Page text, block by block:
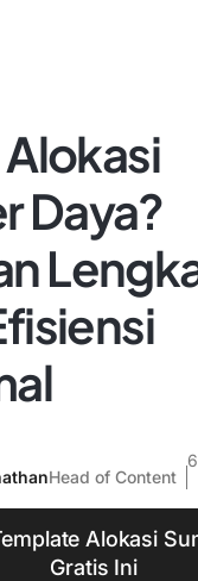
Daya?
Head of Content
Alokasi
Gratis Ini